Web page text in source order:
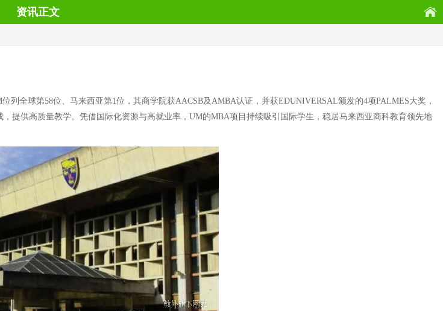
资讯正文
列全球第58位、马来西亚第1位，其商学院获AACSB及AMBA认证，并获EDUNIVERSAL颁发的4项PALMES大奖，
提供高质量教学。凭借国际化资源与高就业率，UM的MBA项目持续吸引国际学生，稳居马来西亚商科教育领先地